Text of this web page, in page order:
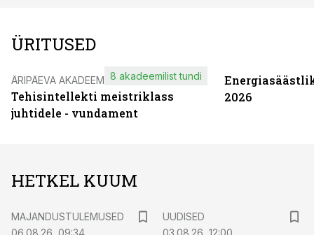
ÜRITUSED
ÄRIPÄEVA AKADEEMIA
Tehisintellekti meistriklass
juhtidele - vundament
8 akadeemilist tundi
2026
HETKEL KUUM
MAJANDUSTULEMUSED
06.08.26, 09:34
UUDISED
03.08.26, 12:00